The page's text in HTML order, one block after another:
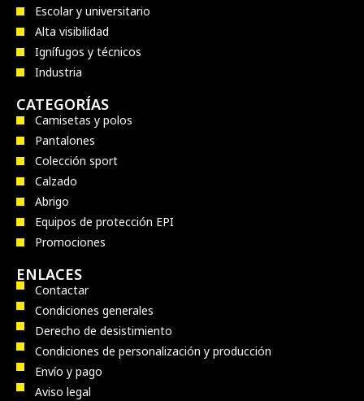
Escolar y universitario
Alta visibilidad
Ignífugos y técnicos
Industria
CATEGORÍAS
Camisetas y polos
Pantalones
Colección sport
Calzado
Abrigo
Equipos de protección EPI
Promociones
ENLACES
Contactar
Condiciones generales
Derecho de desistimiento
Condiciones de personalización y producción
Envío y pago
Aviso legal